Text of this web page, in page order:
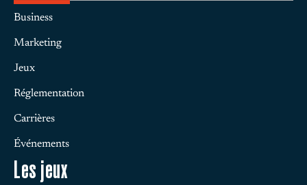
Business
Marketing
Jeux
Réglementation
Carrières
Événements
Les jeux